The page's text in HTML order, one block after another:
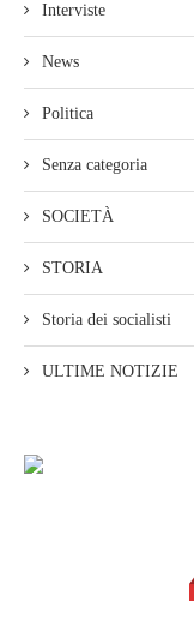
Interviste
News
Politica
Senza categoria
SOCIETÀ
STORIA
Storia dei socialisti
ULTIME NOTIZIE